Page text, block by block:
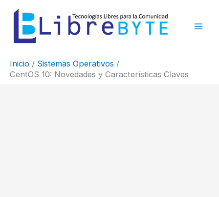
contenido
Inicio
Sistemas Operativos
CentOS 10: Novedades y Características Claves